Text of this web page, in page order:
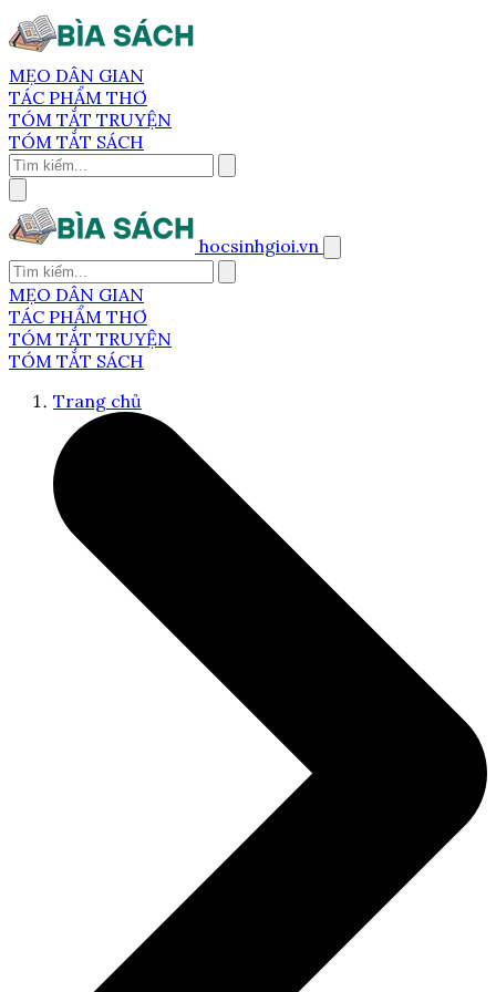
MẸO DÂN GIAN
TÁC PHẨM THƠ
TÓM TẮT TRUYỆN
TÓM TẮT SÁCH
hocsinhgioi.vn
MẸO DÂN GIAN
TÁC PHẨM THƠ
TÓM TẮT TRUYỆN
TÓM TẮT SÁCH
Trang chủ